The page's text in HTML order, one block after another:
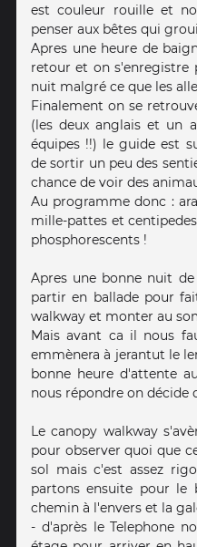
est couleur rouille et
penser aux bêtes qui
Apres une heure de
retour et on s'enregistre
nuit malgré ce que les
Finalement on se
(les deux anglais et un
équipes !!) le guide est
de sortir un peu des
chance de voir des
Au programme donc :
mille-pattes et
phosphorescents !
Apres une bonne nuit
partir en ballade pour
walkway et monter au
Mais avant ca il nous
emmènera à jerantut le
bonne heure d'attente
nous répondre on décide
Le canopy walkway
pour observer quoi que
sol mais c'est assez
partons ensuite pour le
chemin à l'envers et la
- d'après le Telephone